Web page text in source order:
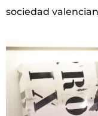
sociedad